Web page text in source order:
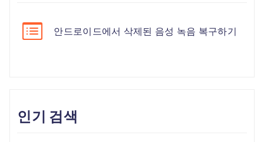
안드로이드에서 삭제된 음성 녹음 복구하기
인기 검색